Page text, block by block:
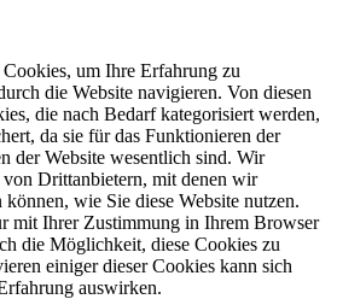
um Ihre Erfahrung zu
die Website navigieren. Von diesen
die nach Bedarf kategorisiert werden,
da sie für das Funktionieren der
der Website wesentlich sind. Wir
Drittanbietern, mit denen wir
können, wie Sie diese Website nutzen.
mit Ihrer Zustimmung in Ihrem Browser
die Möglichkeit, diese Cookies zu
einiger dieser Cookies kann sich
auswirken.